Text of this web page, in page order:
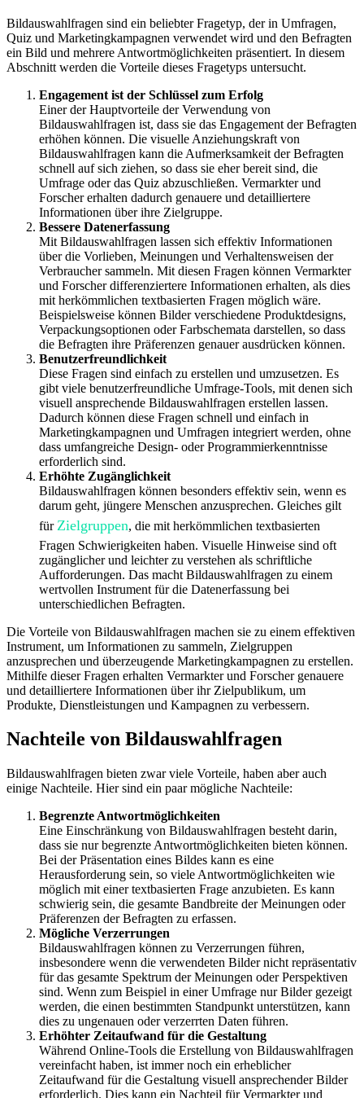
Bildauswahlfragen sind ein beliebter Fragetyp, der in Umfragen,
Quiz und Marketingkampagnen verwendet wird und den Befragten
ein Bild und mehrere Antwortmöglichkeiten präsentiert. In diesem
Abschnitt werden die Vorteile dieses Fragetyps untersucht.
Engagement ist der Schlüssel zum Erfolg
Einer der Hauptvorteile der Verwendung von
Bildauswahlfragen ist, dass sie das Engagement der Befragten
erhöhen können. Die visuelle Anziehungskraft von
Bildauswahlfragen kann die Aufmerksamkeit der Befragten
schnell auf sich ziehen, so dass sie eher bereit sind, die
Umfrage oder das Quiz abzuschließen. Vermarkter und
Forscher erhalten dadurch genauere und detailliertere
Informationen über ihre Zielgruppe.
Bessere Datenerfassung
Mit Bildauswahlfragen lassen sich effektiv Informationen
über die Vorlieben, Meinungen und Verhaltensweisen der
Verbraucher sammeln. Mit diesen Fragen können Vermarkter
und Forscher differenziertere Informationen erhalten, als dies
mit herkömmlichen textbasierten Fragen möglich wäre.
Beispielsweise können Bilder verschiedene Produktdesigns,
Verpackungsoptionen oder Farbschemata darstellen, so dass
die Befragten ihre Präferenzen genauer ausdrücken können.
Benutzerfreundlichkeit
Diese Fragen sind einfach zu erstellen und umzusetzen. Es
gibt viele benutzerfreundliche Umfrage-Tools, mit denen sich
visuell ansprechende Bildauswahlfragen erstellen lassen.
Dadurch können diese Fragen schnell und einfach in
Marketingkampagnen und Umfragen integriert werden, ohne
dass umfangreiche Design- oder Programmierkenntnisse
erforderlich sind.
Erhöhte Zugänglichkeit
Bildauswahlfragen können besonders effektiv sein, wenn es
darum geht, jüngere Menschen anzusprechen. Gleiches gilt
für Zielgruppen, die mit herkömmlichen textbasierten
Fragen Schwierigkeiten haben. Visuelle Hinweise sind oft
zugänglicher und leichter zu verstehen als schriftliche
Aufforderungen. Das macht Bildauswahlfragen zu einem
wertvollen Instrument für die Datenerfassung bei
unterschiedlichen Befragten.
Die Vorteile von Bildauswahlfragen machen sie zu einem effektiven
Instrument, um Informationen zu sammeln, Zielgruppen
anzusprechen und überzeugende Marketingkampagnen zu erstellen.
Mithilfe dieser Fragen erhalten Vermarkter und Forscher genauere
und detailliertere Informationen über ihr Zielpublikum, um
Produkte, Dienstleistungen und Kampagnen zu verbessern.
Nachteile von Bildauswahlfragen
Bildauswahlfragen bieten zwar viele Vorteile, haben aber auch
einige Nachteile. Hier sind ein paar mögliche Nachteile:
Begrenzte Antwortmöglichkeiten
Eine Einschränkung von Bildauswahlfragen besteht darin,
dass sie nur begrenzte Antwortmöglichkeiten bieten können.
Bei der Präsentation eines Bildes kann es eine
Herausforderung sein, so viele Antwortmöglichkeiten wie
möglich mit einer textbasierten Frage anzubieten. Es kann
schwierig sein, die gesamte Bandbreite der Meinungen oder
Präferenzen der Befragten zu erfassen.
Mögliche Verzerrungen
Bildauswahlfragen können zu Verzerrungen führen,
insbesondere wenn die verwendeten Bilder nicht repräsentativ
für das gesamte Spektrum der Meinungen oder Perspektiven
sind. Wenn zum Beispiel in einer Umfrage nur Bilder gezeigt
werden, die einen bestimmten Standpunkt unterstützen, kann
dies zu ungenauen oder verzerrten Daten führen.
Erhöhter Zeitaufwand für die Gestaltung
Während Online-Tools die Erstellung von Bildauswahlfragen
vereinfacht haben, ist immer noch ein erheblicher
Zeitaufwand für die Gestaltung visuell ansprechender Bilder
erforderlich. Dies kann ein Nachteil für Vermarkter und